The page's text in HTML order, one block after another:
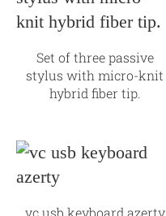
Set of three passive
stylus with micro-knit
hybrid fiber tip.
vc usb keyboard azerty